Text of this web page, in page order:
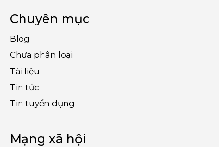
Chuyên mục
Blog
Chưa phân loại
Tài liệu
Tin tức
Tin tuyển dụng
Mạng xã hội